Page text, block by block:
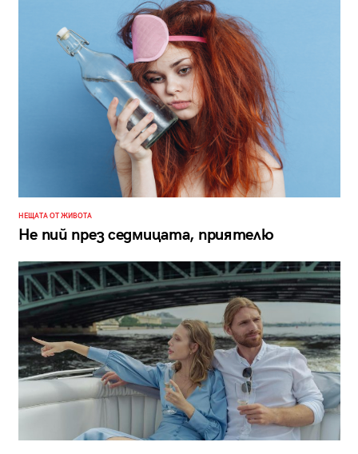
НЕЩАТА ОТ ЖИВОТА
Не пий през седмицата, приятелю